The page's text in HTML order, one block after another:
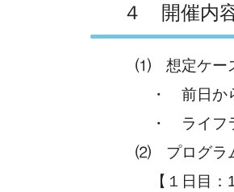
４ 開催内
⑴ 想定ケー
・ 前日から降
・ ライフライ
⑵ プログラ
【１日目：10